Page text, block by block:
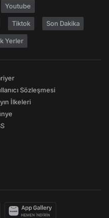
Youtube
Tiktok Son Dakika
Yerler
Sözleşmesi
İlkeleri